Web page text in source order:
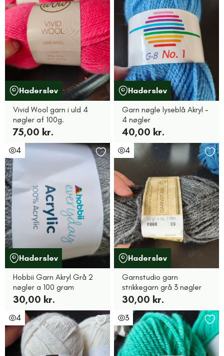
Haderslev
Vivid Wool garn i uld 4
nøgler af 100g.
75,00 kr.
Haderslev
Garn nøgle lyseblå Akryl -
4 nøgler
40,00 kr.
4
Haderslev
Hobbii Garn Akryl Grå 2
nøgler a 100 gram
30,00 kr.
4
Haderslev
Garnstudio garn
strikkegarn grå 3 nøgler
30,00 kr.
4 3